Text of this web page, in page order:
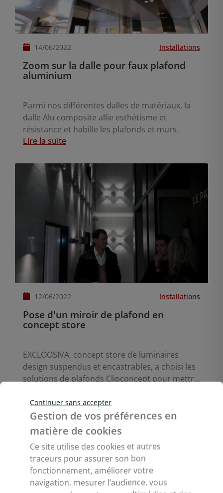
14/06/2022 Installations
Zoom sur la dalle pour faux plafond
aluminium
Parmi nos différentes dalles de matériaux, la
dalle Alu composite allie esthétisme et
résistance et habille les plafonds et murs.
Lire la suite
12/06/2022 Installations
Pose d'un miroir de plafond en
concept store
EXCLOOSIVA, concept store de luminaires
design suspendus et encastrables, a choisi les
solutions de plafonds Clipconcept pour mettre
Continuer sans accepter
Gestion de vos préférences en
matière de cookies
Ce site utilise des cookies et autres
traceurs pour assurer son bon
fonctionnement, améliorer votre
navigation, mesurer l’audience, vous